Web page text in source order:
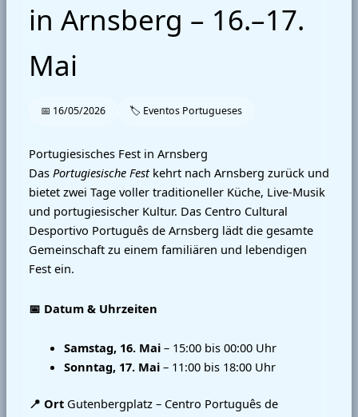
in Arnsberg – 16.–17.
Mai
📅 16/05/2026 🏷 Eventos Portugueses
Portugiesisches Fest in Arnsberg
Das Portugiesische Festkehrt nach Arnsberg zurück und
bietet zwei Tage voller traditioneller Küche, Live‑Musik
und portugiesischer Kultur. Das Centro Cultural
Desportivo Português de Arnsberg lädt die gesamte
Gemeinschaft zu einem familiären und lebendigen
Fest ein.
📅 Datum & Uhrzeiten
Samstag, 16. Mai– 15:00 bis 00:00 Uhr
Sonntag, 17. Mai– 11:00 bis 18:00 Uhr
📍 OrtGutenbergplatz – Centro Português de